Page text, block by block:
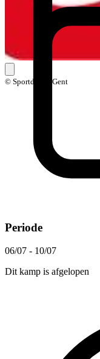
© Sportdienst Gent
Periode
06/07 - 10/07
Dit kamp is afgelopen